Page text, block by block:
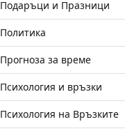
Подаръци и Празници
Политика
Прогноза за време
Психология и връзки
Психология на Връзките